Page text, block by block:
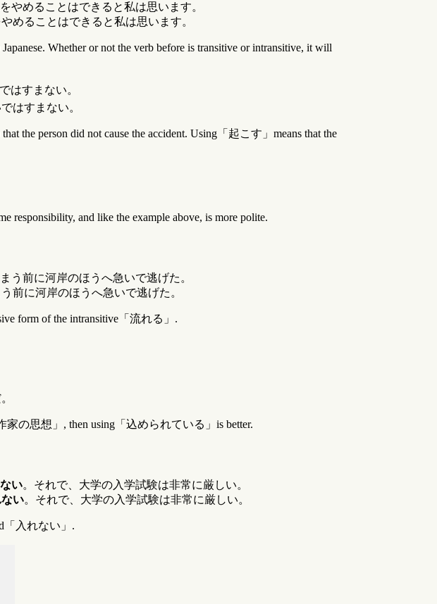
をやめることはできると私は思います。
やめることはできると私は思います。
Whether or not the verb before is transitive or intransitive, it will
はすまない。
はすまない。
the person did not cause the accident. Using「起こす」means that the
responsibility, and like the example above, is more polite.
う前に河岸のほうへ急いで逃げた。
う前に河岸のほうへ急いで逃げた。
form of the intransitive「流れる」.
家の思想」, then using「込められている」is better.
い。それで、大学の入学試験は非常に厳しい。
ない。それで、大学の入学試験は非常に厳しい。
「入れない」.